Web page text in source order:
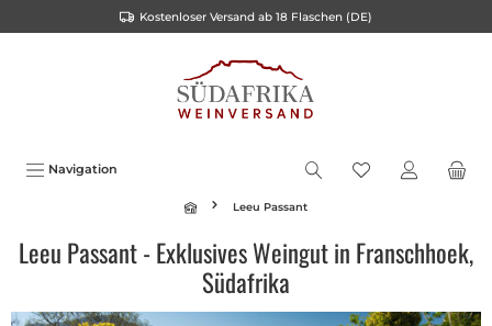
Kostenloser Versand ab 18 Flaschen (DE)
Navigation
Leeu Passant
Leeu Passant - Exklusives Weingut in Franschhoek,
Südafrika